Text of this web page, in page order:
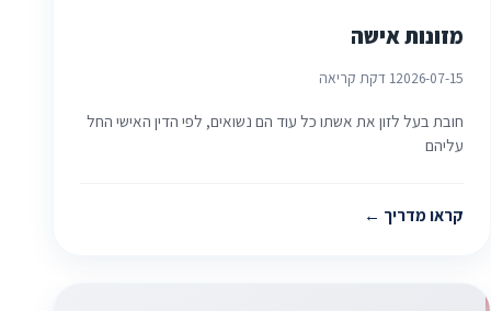
מזונות אישה
2026-07-151 דקת קריאה
חובת בעל לזון את אשתו כל עוד הם נשואים, לפי הדין האישי החל
עליהם
קראו מדריך